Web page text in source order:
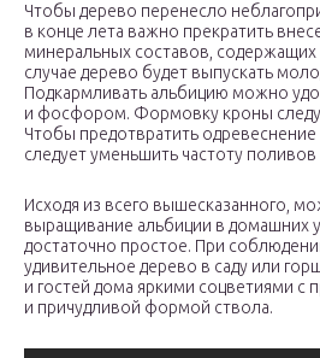
Чтобы дерево перенесло
в конце лета важно прекратить
минеральных составов,
случае дерево будет выпускать
Подкармливать альбицию можно
и фосфором. Формовку кроны
Чтобы предотвратить одревеснение
следует уменьшить частоту
Исходя из всего вышесказанного,
выращивание альбиции в домашних
достаточно простое. При
удивительное дерево в саду или
и гостей дома яркими соцветиями с
и причудливой формой ствола.